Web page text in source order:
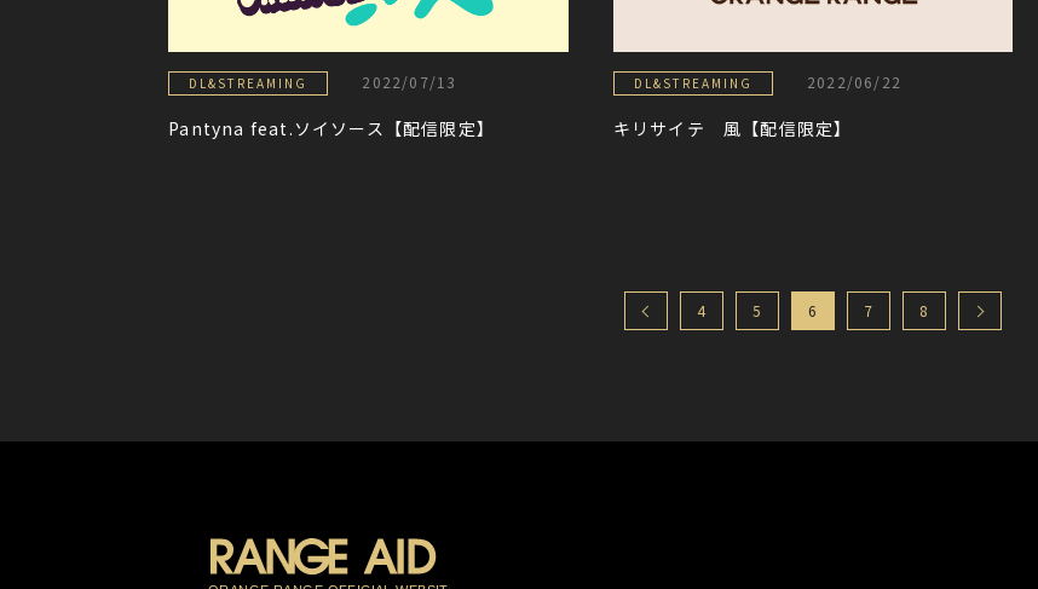
DL&STREAMING 2022/07/13
Pantyna feat.ソイソース【配信限定】
DL&STREAMING 2022/06/22
キリサイテ 風【配信限定】
4 5 6 7 8